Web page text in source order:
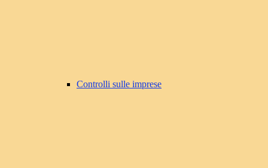
Controlli sulle imprese